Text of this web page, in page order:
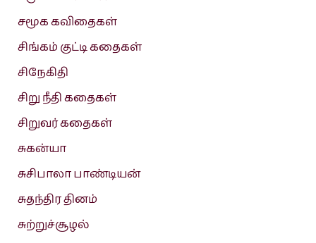
சமூக கவிதைகள்
சிங்கம் குட்டி கதைகள்
சிநேகிதி
சிறு நீதி கதைகள்
சிறுவர் கதைகள்
சுகன்யா
சுசிபாலா பாண்டியன்
சுதந்திர தினம்
சுற்றுச்சூழல்